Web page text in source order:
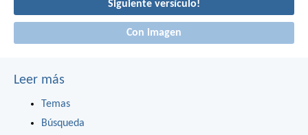
Siguiente versículo!
Con imagen
Leer más
Temas
Búsqueda